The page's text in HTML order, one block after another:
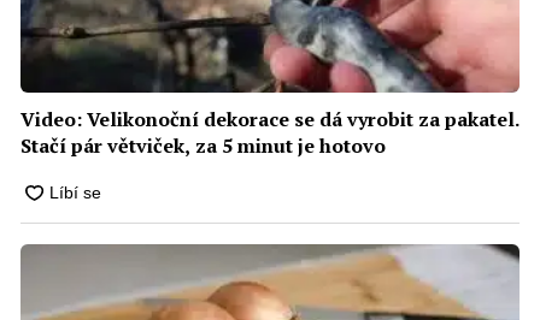
Video: Velikonoční dekorace se dá vyrobit za pakatel.
Stačí pár větviček, za 5 minut je hotovo